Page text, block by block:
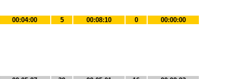
00:04:00 5 00:08:10 0
00:00:00